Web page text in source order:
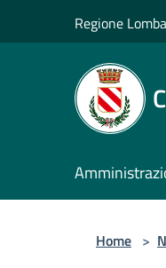
Regione
Home >